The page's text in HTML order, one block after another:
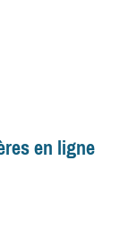
en ligne